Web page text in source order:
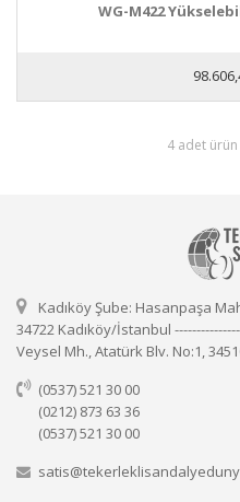
WG-M422
4 adet
Kadıköy Şube: Hasanpaşa
34722 Kadıköy/İstanbul
Veysel Mh., Atatürk Blv. No:1,
(0537) 521 30 00
(0212) 873 63 36
(0537) 521 30 00